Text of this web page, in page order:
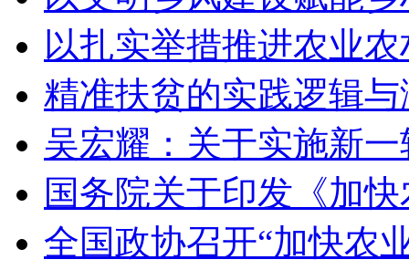
以扎实举措推进农业
精准扶贫的实践逻辑
吴宏耀：关于实施新
国务院关于印发《加
全国政协召开“加快农